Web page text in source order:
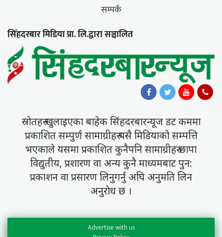
सम्पर्क
सिंहदरबार मिडिया प्रा. लि.द्वारा सञ्चालित
स्राेतहरु खुलाइएका बाहेक सिंहदरबारन्यूज डट कममा
प्रकाशित सम्पुर्ण सामाग्रीहरु यसै मिडियाकाे सम्पत्ति
भएकाले यसमा प्रकाशित कुनैपनि सामाग्रीहरु छापा
विद्युतीय, प्रशारण वा अन्य कुनै माध्यमबाट पुन:
प्रकाशन वा प्रसारण लिनुगर्नु अघि अनुमति लिन
अनुराेध छ ।
Advertise with us